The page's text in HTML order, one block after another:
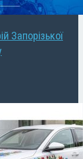
Запорізької